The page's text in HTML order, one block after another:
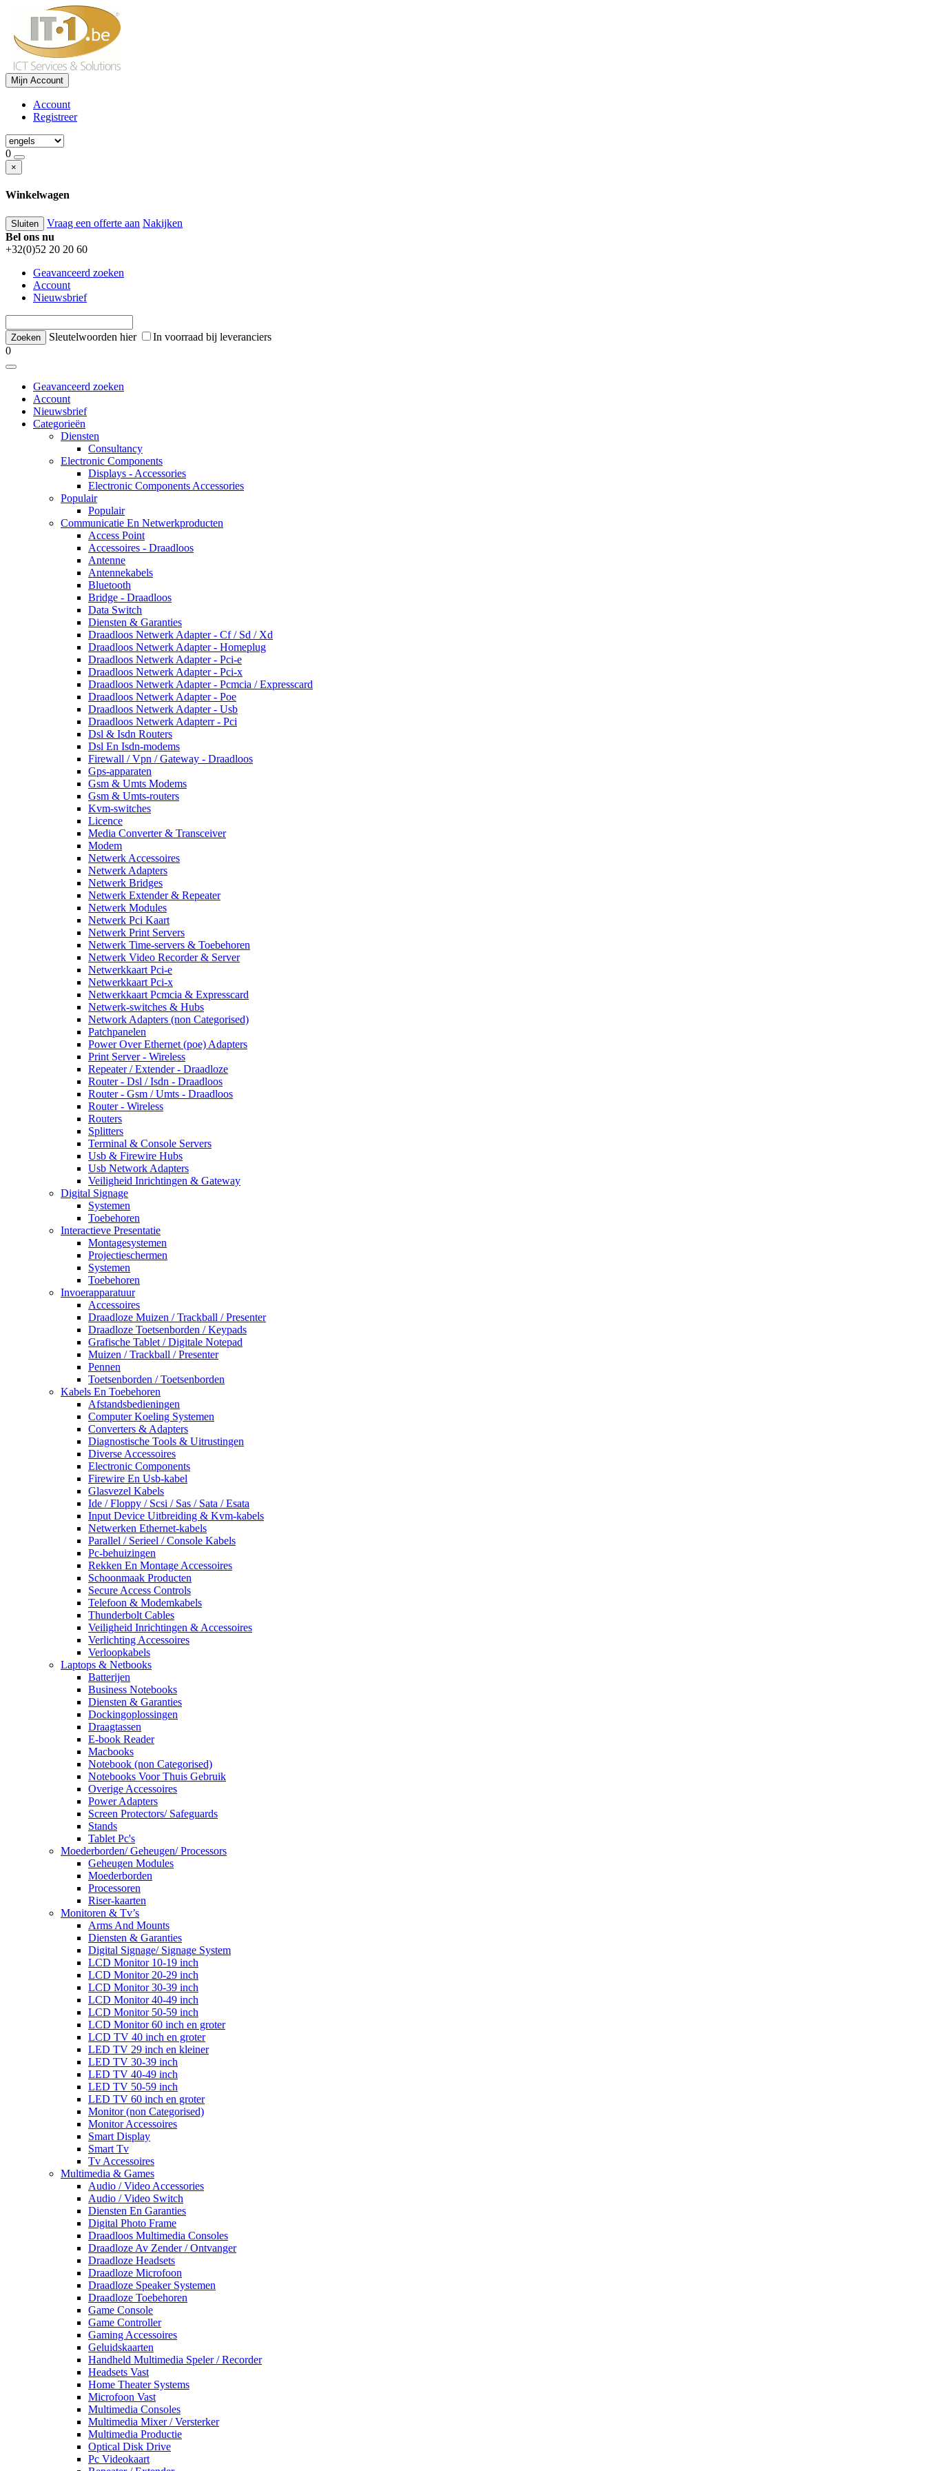
Mijn Account
Account
Registreer
0
×
Winkelwagen
Sluiten Vraag een offerte aan Nakijken
Bel ons nu
+32(0)52 20 20 60
Geavanceerd zoeken
Account
Nieuwsbrief
Sleutelwoorden hier
In voorraad bij leveranciers
0
Geavanceerd zoeken
Account
Nieuwsbrief
Categorieën
Diensten
Consultancy
Electronic Components
Displays - Accessories
Electronic Components Accessories
Populair
Populair
Communicatie En Netwerkproducten
Access Point
Accessoires - Draadloos
Antenne
Antennekabels
Bluetooth
Bridge - Draadloos
Data Switch
Diensten & Garanties
Draadloos Netwerk Adapter - Cf / Sd / Xd
Draadloos Netwerk Adapter - Homeplug
Draadloos Netwerk Adapter - Pci-e
Draadloos Netwerk Adapter - Pci-x
Draadloos Netwerk Adapter - Pcmcia / Expresscard
Draadloos Netwerk Adapter - Poe
Draadloos Netwerk Adapter - Usb
Draadloos Netwerk Adapterr - Pci
Dsl & Isdn Routers
Dsl En Isdn-modems
Firewall / Vpn / Gateway - Draadloos
Gps-apparaten
Gsm & Umts Modems
Gsm & Umts-routers
Kvm-switches
Licence
Media Converter & Transceiver
Modem
Netwerk Accessoires
Netwerk Adapters
Netwerk Bridges
Netwerk Extender & Repeater
Netwerk Modules
Netwerk Pci Kaart
Netwerk Print Servers
Netwerk Time-servers & Toebehoren
Netwerk Video Recorder & Server
Netwerkkaart Pci-e
Netwerkkaart Pci-x
Netwerkkaart Pcmcia & Expresscard
Netwerk-switches & Hubs
Network Adapters (non Categorised)
Patchpanelen
Power Over Ethernet (poe) Adapters
Print Server - Wireless
Repeater / Extender - Draadloze
Router - Dsl / Isdn - Draadloos
Router - Gsm / Umts - Draadloos
Router - Wireless
Routers
Splitters
Terminal & Console Servers
Usb & Firewire Hubs
Usb Network Adapters
Veiligheid Inrichtingen & Gateway
Digital Signage
Systemen
Toebehoren
Interactieve Presentatie
Montagesystemen
Projectieschermen
Systemen
Toebehoren
Invoerapparatuur
Accessoires
Draadloze Muizen / Trackball / Presenter
Draadloze Toetsenborden / Keypads
Grafische Tablet / Digitale Notepad
Muizen / Trackball / Presenter
Pennen
Toetsenborden / Toetsenborden
Kabels En Toebehoren
Afstandsbedieningen
Computer Koeling Systemen
Converters & Adapters
Diagnostische Tools & Uitrustingen
Diverse Accessoires
Electronic Components
Firewire En Usb-kabel
Glasvezel Kabels
Ide / Floppy / Scsi / Sas / Sata / Esata
Input Device Uitbreiding & Kvm-kabels
Netwerken Ethernet-kabels
Parallel / Serieel / Console Kabels
Pc-behuizingen
Rekken En Montage Accessoires
Schoonmaak Producten
Secure Access Controls
Telefoon & Modemkabels
Thunderbolt Cables
Veiligheid Inrichtingen & Accessoires
Verlichting Accessoires
Verloopkabels
Laptops & Netbooks
Batterijen
Business Notebooks
Diensten & Garanties
Dockingoplossingen
Draagtassen
E-book Reader
Macbooks
Notebook (non Categorised)
Notebooks Voor Thuis Gebruik
Overige Accessoires
Power Adapters
Screen Protectors/ Safeguards
Stands
Tablet Pc's
Moederborden/ Geheugen/ Processors
Geheugen Modules
Moederborden
Processoren
Riser-kaarten
Monitoren & Tv’s
Arms And Mounts
Diensten & Garanties
Digital Signage/ Signage System
LCD Monitor 10-19 inch
LCD Monitor 20-29 inch
LCD Monitor 30-39 inch
LCD Monitor 40-49 inch
LCD Monitor 50-59 inch
LCD Monitor 60 inch en groter
LCD TV 40 inch en groter
LED TV 29 inch en kleiner
LED TV 30-39 inch
LED TV 40-49 inch
LED TV 50-59 inch
LED TV 60 inch en groter
Monitor (non Categorised)
Monitor Accessoires
Smart Display
Smart Tv
Tv Accessoires
Multimedia & Games
Audio / Video Accessories
Audio / Video Switch
Diensten En Garanties
Digital Photo Frame
Draadloos Multimedia Consoles
Draadloze Av Zender / Ontvanger
Draadloze Headsets
Draadloze Microfoon
Draadloze Speaker Systemen
Draadloze Toebehoren
Game Console
Game Controller
Gaming Accessoires
Geluidskaarten
Handheld Multimedia Speler / Recorder
Headsets Vast
Home Theater Systems
Microfoon Vast
Multimedia Consoles
Multimedia Mixer / Versterker
Multimedia Productie
Optical Disk Drive
Pc Videokaart